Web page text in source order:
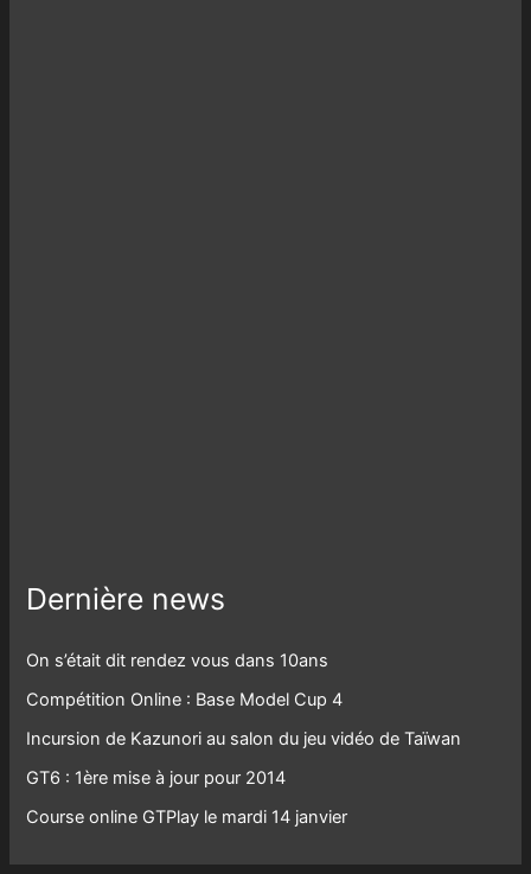
Dernière news
On s’était dit rendez vous dans 10ans
Compétition Online : Base Model Cup 4
Incursion de Kazunori au salon du jeu vidéo de Taïwan
GT6 : 1ère mise à jour pour 2014
Course online GTPlay le mardi 14 janvier